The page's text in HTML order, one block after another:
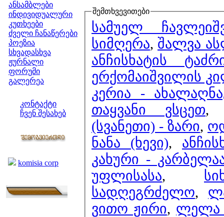
ანსამბლები
ინდივიდუალური
კუთხეები
ძველი ჩანაწერები
პოეზია
სხვადასხვა
ჟურნალი
ფორუმი
გალერეა
კონტაქტი
ჩვენ შესახებ
komisia corp
შემთხვევითები
სამუელ
სიმღერა, შალვა
ანჩისხატის
ერქომაიშვილის
კერია -
თაყვანი ვსცეთ
(სვანეთი) - ზარი,
ნანა (ხევი),
კახური -
უფლისასა,
სადღეგრძელო,
ვითო ჟირი, ლელა